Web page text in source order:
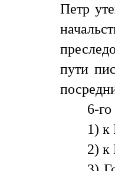
Петр
пути
6-
1) к
2) к